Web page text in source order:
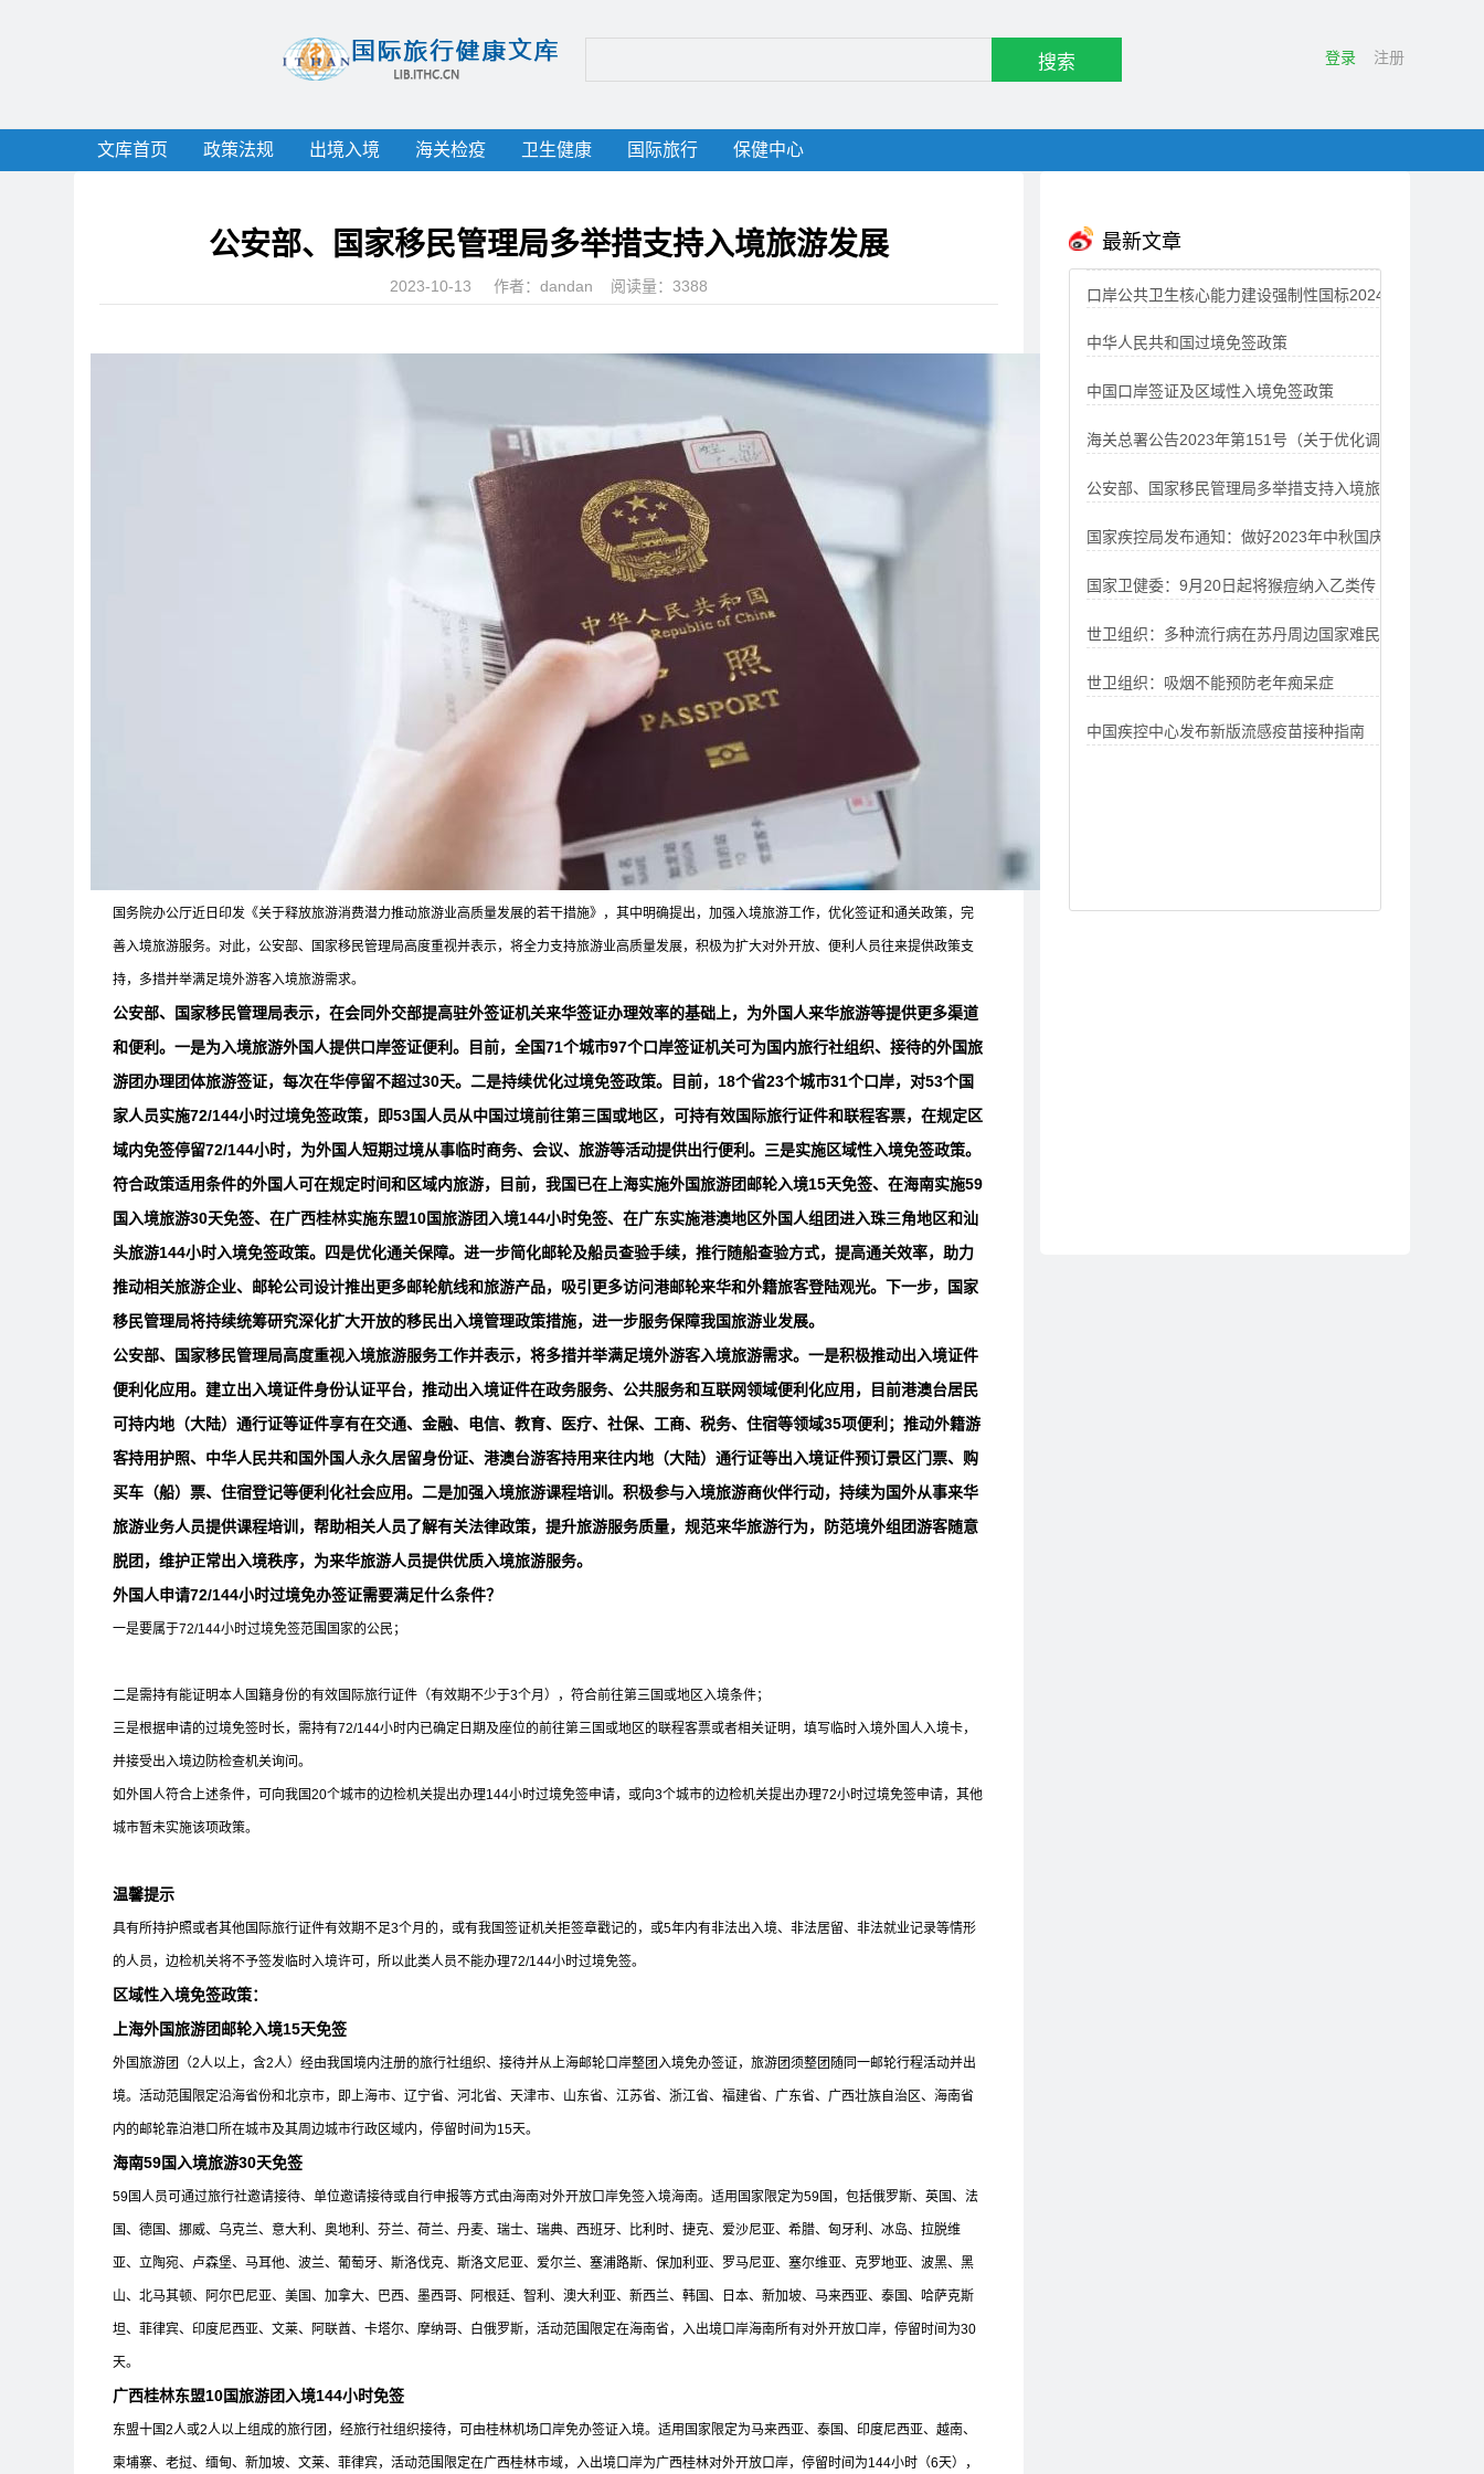
搜索 登录 注册
文库首页 政策法规 出境入境 海关检疫 卫生健康 国际旅行 保健中心
公安部、国家移民管理局多举措支持入境旅游发展
2023-10-13 作者： dandan 阅读量：3388
国务院办公厅近日印发《关于释放旅游消费潜力推动旅游业高质量发展的若干措施》，其中明确提出，加强入境旅游工作，优化签证和通关政策，完
善入境旅游服务。对此，公安部、国家移民管理局高度重视并表示，将全力支持旅游业高质量发展，积极为扩大对外开放、便利人员往来提供政策支
持，多措并举满足境外游客入境旅游需求。
公安部、国家移民管理局表示，在会同外交部提高驻外签证机关来华签证办理效率的基础上，为外国人来华旅游等提供更多渠道
和便利。一是为入境旅游外国人提供口岸签证便利。目前，全国71个城市97个口岸签证机关可为国内旅行社组织、接待的外国旅
游团办理团体旅游签证，每次在华停留不超过30天。二是持续优化过境免签政策。目前，18个省23个城市31个口岸，对53个国
家人员实施72/144小时过境免签政策，即53国人员从中国过境前往第三国或地区，可持有效国际旅行证件和联程客票，在规定区
域内免签停留72/144小时，为外国人短期过境从事临时商务、会议、旅游等活动提供出行便利。三是实施区域性入境免签政策。
符合政策适用条件的外国人可在规定时间和区域内旅游，目前，我国已在上海实施外国旅游团邮轮入境15天免签、在海南实施59
国入境旅游30天免签、在广西桂林实施东盟10国旅游团入境144小时免签、在广东实施港澳地区外国人组团进入珠三角地区和汕
头旅游144小时入境免签政策。四是优化通关保障。进一步简化邮轮及船员查验手续，推行随船查验方式，提高通关效率，助力
推动相关旅游企业、邮轮公司设计推出更多邮轮航线和旅游产品，吸引更多访问港邮轮来华和外籍旅客登陆观光。下一步，国家
移民管理局将持续统筹研究深化扩大开放的移民出入境管理政策措施，进一步服务保障我国旅游业发展。
公安部、国家移民管理局高度重视入境旅游服务工作并表示，将多措并举满足境外游客入境旅游需求。一是积极推动出入境证件
便利化应用。建立出入境证件身份认证平台，推动出入境证件在政务服务、公共服务和互联网领域便利化应用，目前港澳台居民
可持内地（大陆）通行证等证件享有在交通、金融、电信、教育、医疗、社保、工商、税务、住宿等领域35项便利；推动外籍游
客持用护照、中华人民共和国外国人永久居留身份证、港澳台游客持用来往内地（大陆）通行证等出入境证件预订景区门票、购
买车（船）票、住宿登记等便利化社会应用。二是加强入境旅游课程培训。积极参与入境旅游商伙伴行动，持续为国外从事来华
旅游业务人员提供课程培训，帮助相关人员了解有关法律政策，提升旅游服务质量，规范来华旅游行为，防范境外组团游客随意
脱团，维护正常出入境秩序，为来华旅游人员提供优质入境旅游服务。
外国人申请72/144小时过境免办签证需要满足什么条件？
一是要属于72/144小时过境免签范围国家的公民；
二是需持有能证明本人国籍身份的有效国际旅行证件（有效期不少于3个月），符合前往第三国或地区入境条件；
三是根据申请的过境免签时长，需持有72/144小时内已确定日期及座位的前往第三国或地区的联程客票或者相关证明，填写临时入境外国人入境卡，
并接受出入境边防检查机关询问。
如外国人符合上述条件，可向我国20个城市的边检机关提出办理144小时过境免签申请，或向3个城市的边检机关提出办理72小时过境免签申请，其他
城市暂未实施该项政策。
温馨提示
具有所持护照或者其他国际旅行证件有效期不足3个月的，或有我国签证机关拒签章戳记的，或5年内有非法出入境、非法居留、非法就业记录等情形
的人员，边检机关将不予签发临时入境许可，所以此类人员不能办理72/144小时过境免签。
区域性入境免签政策：
上海外国旅游团邮轮入境15天免签
外国旅游团（2人以上，含2人）经由我国境内注册的旅行社组织、接待并从上海邮轮口岸整团入境免办签证，旅游团须整团随同一邮轮行程活动并出
境。活动范围限定沿海省份和北京市，即上海市、辽宁省、河北省、天津市、山东省、江苏省、浙江省、福建省、广东省、广西壮族自治区、海南省
内的邮轮靠泊港口所在城市及其周边城市行政区域内，停留时间为15天。
海南59国入境旅游30天免签
59国人员可通过旅行社邀请接待、单位邀请接待或自行申报等方式由海南对外开放口岸免签入境海南。适用国家限定为59国，包括俄罗斯、英国、法
国、德国、挪威、乌克兰、意大利、奥地利、芬兰、荷兰、丹麦、瑞士、瑞典、西班牙、比利时、捷克、爱沙尼亚、希腊、匈牙利、冰岛、拉脱维
亚、立陶宛、卢森堡、马耳他、波兰、葡萄牙、斯洛伐克、斯洛文尼亚、爱尔兰、塞浦路斯、保加利亚、罗马尼亚、塞尔维亚、克罗地亚、波黑、黑
山、北马其顿、阿尔巴尼亚、美国、加拿大、巴西、墨西哥、阿根廷、智利、澳大利亚、新西兰、韩国、日本、新加坡、马来西亚、泰国、哈萨克斯
坦、菲律宾、印度尼西亚、文莱、阿联酋、卡塔尔、摩纳哥、白俄罗斯，活动范围限定在海南省，入出境口岸海南所有对外开放口岸，停留时间为30
天。
广西桂林东盟10国旅游团入境144小时免签
东盟十国2人或2人以上组成的旅行团，经旅行社组织接待，可由桂林机场口岸免办签证入境。适用国家限定为马来西亚、泰国、印度尼西亚、越南、
柬埔寨、老挝、缅甸、新加坡、文莱、菲律宾，活动范围限定在广西桂林市域，入出境口岸为广西桂林对外开放口岸，停留时间为144小时（6天），
最新文章
口岸公共卫生核心能力建设强制性国标2024
年1月1日起正式实施
中华人民共和国过境免签政策
中国口岸签证及区域性入境免签政策
海关总署公告2023年第151号（关于优化调
整健康申报模式的公告）
公安部、国家移民管理局多举措支持入境旅
游发展
国家疾控局发布通知：做好2023年中秋国庆
新冠病毒感染防控工作
国家卫健委：9月20日起将猴痘纳入乙类传
染病进行管理
世卫组织：多种流行病在苏丹周边国家难民
营蔓延 致大量儿童死亡
世卫组织：吸烟不能预防老年痴呆症
中国疾控中心发布新版流感疫苗接种指南